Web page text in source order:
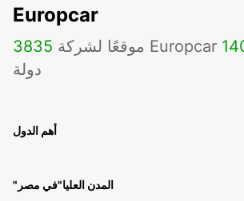
Europcar
3835
دولة
أهم الدول
"المدن العليا"في مصر